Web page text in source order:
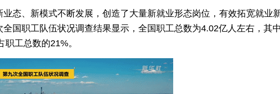
态、新模式不断发展，创造了大量新就业形态岗位，有效拓宽就业
国职工队伍状况调查结果显示，全国职工总数为4.02亿人左右，其
工总数的21%。